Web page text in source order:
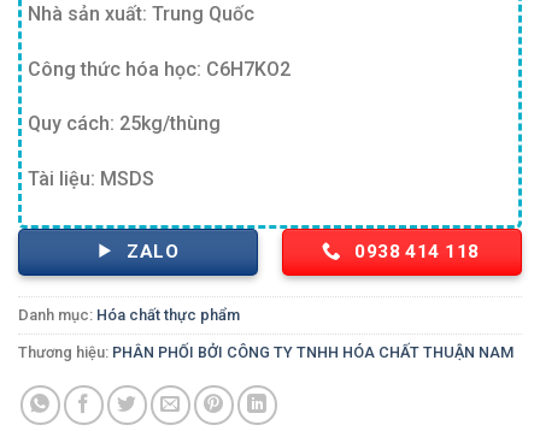
Nhà sản xuất: Trung Quốc
Công thức hóa học: C6H7KO2
Quy cách: 25kg/thùng
Tài liệu: MSDS
ZALO 0938 414 118
Danh mục: Hóa chất thực phẩm
Thương hiệu: PHÂN PHỐI BỞI CÔNG TY TNHH HÓA CHẤT THUẬN NAM